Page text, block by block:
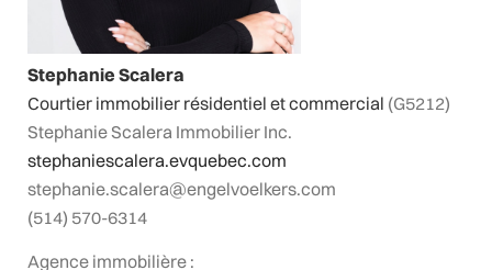
Stephanie Scalera
Courtier immobilier résidentiel et commercial (G5212)
Stephanie Scalera Immobilier Inc.
stephaniescalera.evquebec.com
stephanie.scalera@engelvoelkers.com
(514) 570-6314
Agence immobilière :